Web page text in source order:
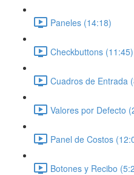
Paneles (14:18)
Checkbuttons (11:45)
Cuadros de Entrada
Valores por Defecto
Panel de Costos
Botones y Recibo